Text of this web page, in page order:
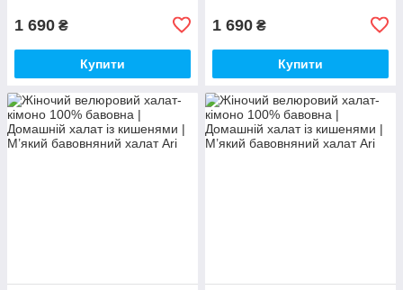
1 690 ₴
Купити
1 690 ₴
Купити